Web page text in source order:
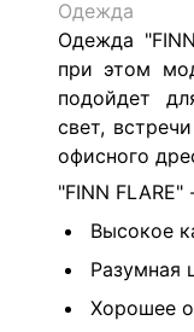
Одежда
Одежда
при этом
подойдет
свет,
офисного
"FINN FLARE"
Высокое
Разумная
Хорошее